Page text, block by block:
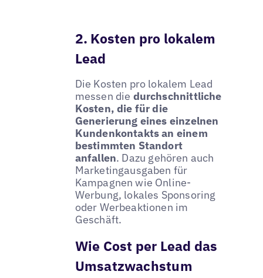
2. Kosten pro lokalem
Lead
Die Kosten pro lokalem Lead
messen die durchschnittliche
Kosten, die für die
Generierung eines einzelnen
Kundenkontakts an einem
bestimmten Standort
anfallen. Dazu gehören auch
Marketingausgaben für
Kampagnen wie Online-
Werbung, lokales Sponsoring
oder Werbeaktionen im
Geschäft.
Wie Cost per Lead das
Umsatzwachstum